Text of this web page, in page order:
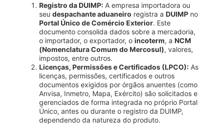
Registro da DUIMP: A empresa importadora ou
seudespachante aduaneiro registra aDUIMP no
Portal Único de Comércio Exterior. Este
documento consolida dados sobre a mercadoria,
o importador, o exportador, oincoterm, aNCM
(Nomenclatura Comum do Mercosul), valores,
impostos, entre outros.
Licenças, Permissões e Certificados (LPCO): As
licenças, permissões, certificados e outros
documentos exigidos por órgãos anuentes (como
Anvisa, Inmetro, Mapa, Exército) são solicitados e
gerenciados de forma integrada no próprio Portal
Único, antes ou durante o registro da DUIMP,
dependendo da natureza do produto.